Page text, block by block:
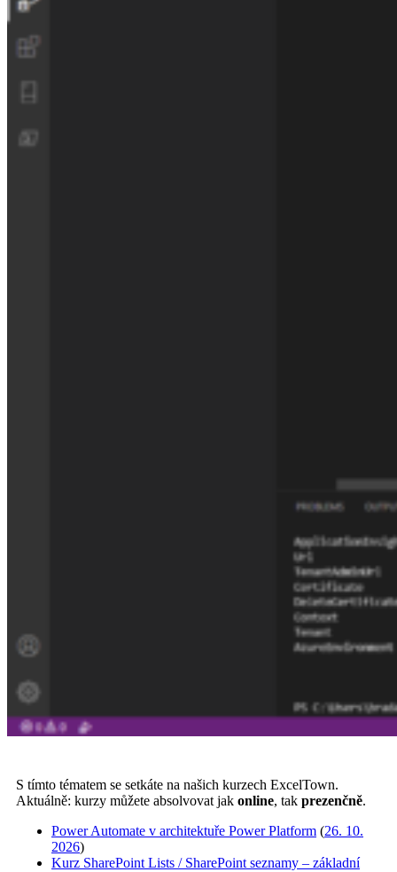
S tímto tématem se setkáte na našich kurzech ExcelTown.
Aktuálně: kurzy můžete absolvovat jak online, tak prezenčně.
Power Automate v architektuře Power Platform (26. 10.
2026)
Kurz SharePoint Lists / SharePoint seznamy – základní